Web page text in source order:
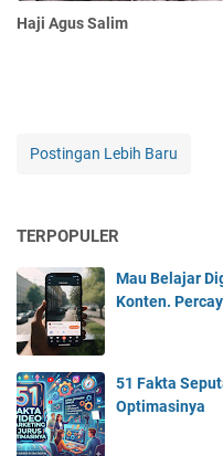
Haji Agus Salim
Postingan Lebih Baru
TERPOPULER
Mau Belajar
Konten.
51 Fakta
Optimasinya